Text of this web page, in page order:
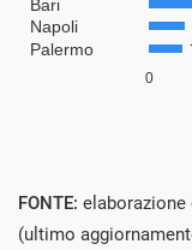
FONTE:
(ultimo